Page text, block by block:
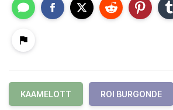
KAAMELOTT ROI BURGONDE